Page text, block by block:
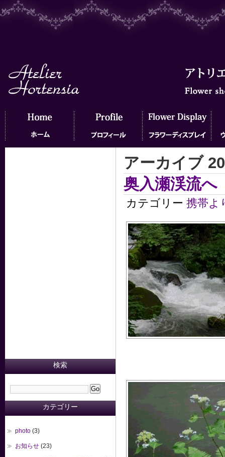
フラワーディスプレイ ウェ
アーカイブ
奥入瀬渓流へ
カテゴリー 携帯よ
検索
カテゴリー
photo (3)
お知らせ (23)